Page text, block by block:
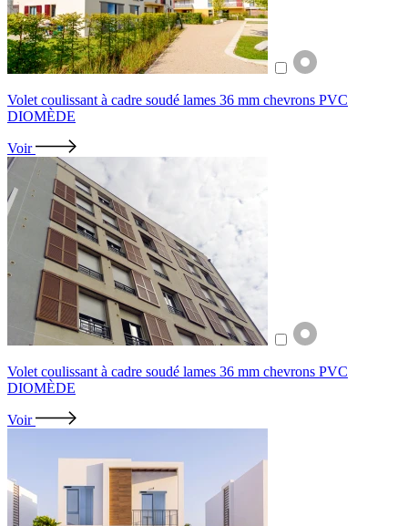
Volet coulissant à cadre soudé lames 36 mm chevrons PVC
DIOMÈDE
Voir
Volet coulissant à cadre soudé lames 36 mm chevrons PVC
DIOMÈDE
Voir